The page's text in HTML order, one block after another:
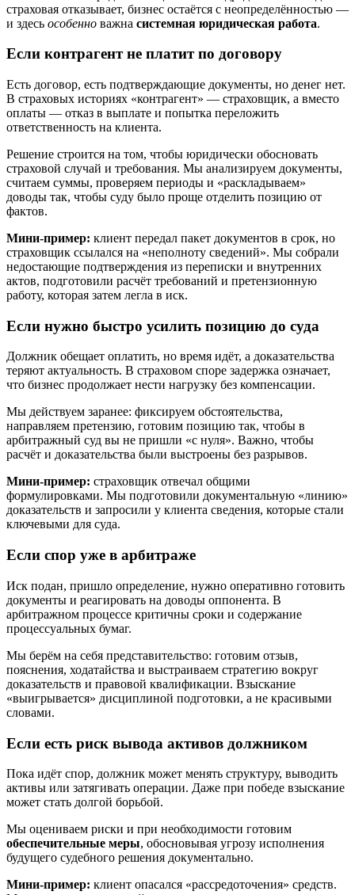
страховая отказывает, бизнес остаётся с неопределённостью —
и здесь особенно важна системная юридическая работа.
Если контрагент не платит по договору
Есть договор, есть подтверждающие документы, но денег нет.
В страховых историях «контрагент» — страховщик, а вместо
оплаты — отказ в выплате и попытка переложить
ответственность на клиента.
Решение строится на том, чтобы юридически обосновать
страховой случай и требования. Мы анализируем документы,
считаем суммы, проверяем периоды и «раскладываем»
доводы так, чтобы суду было проще отделить позицию от
фактов.
Мини-пример: клиент передал пакет документов в срок, но
страховщик ссылался на «неполноту сведений». Мы собрали
недостающие подтверждения из переписки и внутренних
актов, подготовили расчёт требований и претензионную
работу, которая затем легла в иск.
Если нужно быстро усилить позицию до суда
Должник обещает оплатить, но время идёт, а доказательства
теряют актуальность. В страховом споре задержка означает,
что бизнес продолжает нести нагрузку без компенсации.
Мы действуем заранее: фиксируем обстоятельства,
направляем претензию, готовим позицию так, чтобы в
арбитражный суд вы не пришли «с нуля». Важно, чтобы
расчёт и доказательства были выстроены без разрывов.
Мини-пример: страховщик отвечал общими
формулировками. Мы подготовили документальную «линию»
доказательств и запросили у клиента сведения, которые стали
ключевыми для суда.
Если спор уже в арбитраже
Иск подан, пришло определение, нужно оперативно готовить
документы и реагировать на доводы оппонента. В
арбитражном процессе критичны сроки и содержание
процессуальных бумаг.
Мы берём на себя представительство: готовим отзыв,
пояснения, ходатайства и выстраиваем стратегию вокруг
доказательств и правовой квалификации. Взыскание
«выигрывается» дисциплиной подготовки, а не красивыми
словами.
Если есть риск вывода активов должником
Пока идёт спор, должник может менять структуру, выводить
активы или затягивать операции. Даже при победе взыскание
может стать долгой борьбой.
Мы оцениваем риски и при необходимости готовим
обеспечительные меры, обосновывая угрозу исполнения
будущего судебного решения документально.
Мини-пример: клиент опасался «рассредоточения» средств.